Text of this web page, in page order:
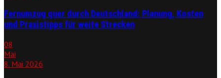
Fernumzug quer durch Deutschland: Planung, Kosten
und Praxistipps für weite Strecken
08
Mai
8. Mai 2026